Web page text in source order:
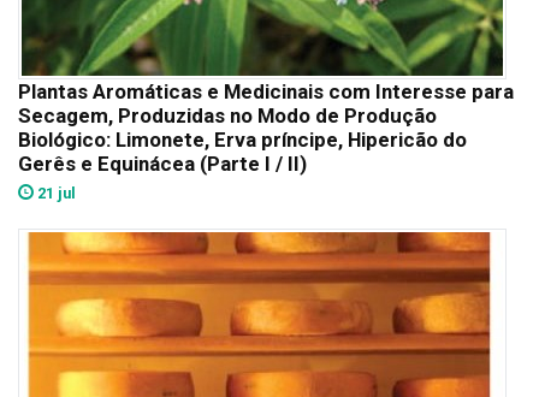
Plantas Aromáticas e Medicinais com Interesse para
Secagem, Produzidas no Modo de Produção
Biológico: Limonete, Erva príncipe, Hipericão do
Gerês e Equinácea (Parte I / II)
21 jul